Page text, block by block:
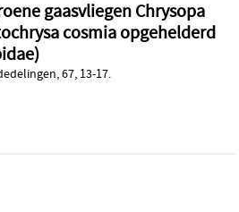
gaasvliegen Chrysopa
cosmia opgehelderd
67, 13-17.